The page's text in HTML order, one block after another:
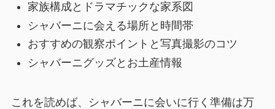
家族構成とドラマチックな家系図
シャバーニに会える場所と時間帯
おすすめの観察ポイントと写真撮影のコツ
シャバーニグッズとお土産情報
これを読めば、シャバーニに会いに行く準備は万